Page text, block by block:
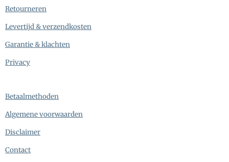
Retourneren
Levertijd & verzendkosten
Garantie & klachten
Privacy
Betaalmethoden
Algemene voorwaarden
Disclaimer
Contact